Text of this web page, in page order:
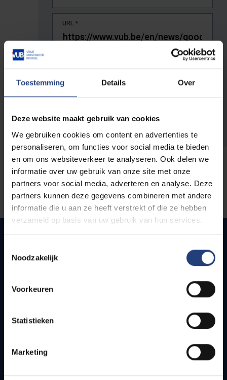
Toestemming Details Over
Deze website maakt gebruik van cookies
We gebruiken cookies om content en advertenties te
personaliseren, om functies voor social media te bieden
en om ons websiteverkeer te analyseren. Ook delen we
informatie over uw gebruik van onze site met onze
partners voor social media, adverteren en analyse. Deze
partners kunnen deze gegevens combineren met andere
informatie die u aan ze heeft verstrekt of die ze hebben
verzameld op basis van uw gebruik van hun services.
Noodzakelijk
Voorkeuren
Statistieken
Marketing
URL *
De volledige URL van de pagina waar je de fout zag.
Snel naar
Bereikbaarheid